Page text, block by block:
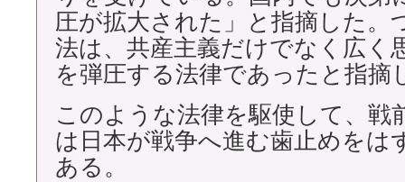
圧が拡大された」と指摘した。
法は、共産主義だけでなく広く
を弾圧する法律であったと指摘
このような法律を駆使して、戦
は日本が戦争へ進む歯止めをは
ある。